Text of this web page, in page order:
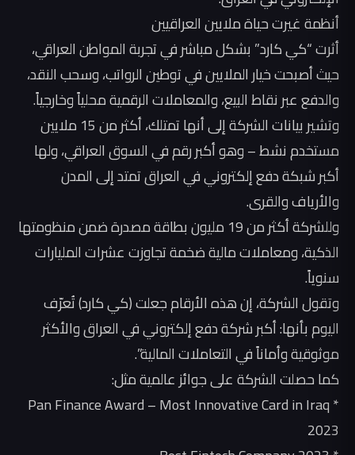
أنظمة غيرت حياة ملايين العراقيين
أثرت “كي كارد” بشكل مباشر في تجربة المواطن العراقي،
حيث أصبحت خيار الملايين في توطين الرواتب، وسحب النقد،
والدفع عبر نقاط البيع، والمعاملات الرقمية محلياً وخارجياً.
وتشير بيانات الشركة إلى أنها تمتلك، أكثر من 15 ملايين
مستخدم نشط – وهو أكبر رقم في السوق العراقي، ولها
أكبر شبكة دفع إلكتروني في العراق تمتد إلى المدن
والأرياف والقرى.
وللشركة أكثر من 19 مليون بطاقة مصدرة ضمن منظومتها
الذكية، ومعاملات مالية ضخمة تجاوزت عشرات المليارات
سنوياً.
وتقول الشركة، إن هذه الأرقام جعلت (كي كارد) تُعرّف
اليوم بأنها: أكبر شركة دفع إلكتروني في العراق والأكثر
موثوقية وأماناً في التعاملات المالية”.
كما حصلت الشركة على جوائز عالمية مثل:
* Pan Finance Award – Most Innovative Card in Iraq
2023